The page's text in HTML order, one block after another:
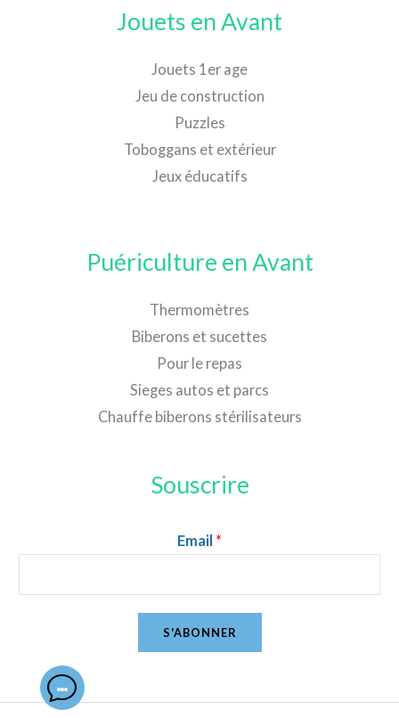
Jouets en Avant
Jouets 1er age
Jeu de construction
Puzzles
Toboggans et extérieur
Jeux éducatifs
Puériculture en Avant
Thermomètres
Biberons et sucettes
Pour le repas
Sieges autos et parcs
Chauffe biberons stérilisateurs
Souscrire
Email *
S'ABONNER